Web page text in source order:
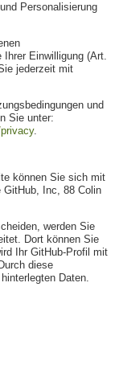
Personalisierung
Ihrer Einwilligung (Art.
jederzeit mit
und
Sie unter:
.
können Sie sich mit
GitHub, Inc, 88 Colin
werden Sie
Dort können Sie
Ihr GitHub-Profil mit
diese
Daten.